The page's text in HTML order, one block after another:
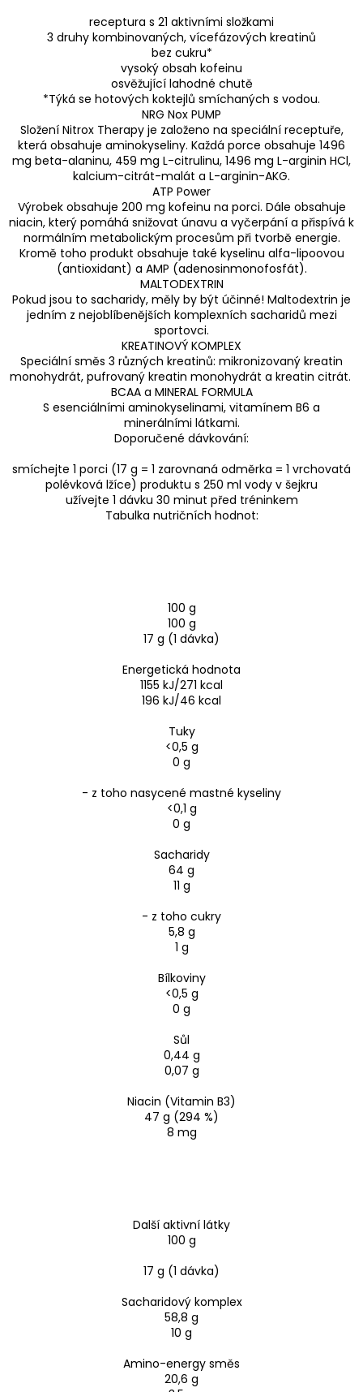
receptura s 21 aktivními složkami
3 druhy kombinovaných, vícefázových kreatinů
bez cukru*
vysoký obsah kofeinu
osvěžující lahodné chutě
*Týká se hotových koktejlů smíchaných s vodou.
NRG Nox PUMP
Složení Nitrox Therapy je založeno na speciální receptuře,
která obsahuje aminokyseliny. Každá porce obsahuje 1496
mg beta-alaninu, 459 mg L-citrulinu, 1496 mg L-arginin HCl,
kalcium-citrát-malát a L-arginin-AKG.
ATP Power
Výrobek obsahuje 200 mg kofeinu na porci. Dále obsahuje
niacin, který pomáhá snižovat únavu a vyčerpání a přispívá k
normálním metabolickým procesům při tvorbě energie.
Kromě toho produkt obsahuje také kyselinu alfa-lipoovou
(antioxidant) a AMP (adenosinmonofosfát).
MALTODEXTRIN
Pokud jsou to sacharidy, měly by být účinné! Maltodextrin je
jedním z nejoblíbenějších komplexních sacharidů mezi
sportovci.
KREATINOVÝ KOMPLEX
Speciální směs 3 různých kreatinů: mikronizovaný kreatin
monohydrát, pufrovaný kreatin monohydrát a kreatin citrát.
BCAA a MINERAL FORMULA
S esenciálními aminokyselinami, vitamínem B6 a
minerálními látkami.
Doporučené dávkování:
smíchejte 1 porci (17 g = 1 zarovnaná odměrka = 1 vrchovatá
polévková lžíce) produktu s 250 ml vody v šejkru
užívejte 1 dávku 30 minut před tréninkem
Tabulka nutričních hodnot:
100 g
100 g
17 g (1 dávka)
Energetická hodnota
1155 kJ/271 kcal
196 kJ/46 kcal
Tuky
<0,5 g
0 g
- z toho nasycené mastné kyseliny
<0,1 g
0 g
Sacharidy
64 g
11 g
- z toho cukry
5,8 g
1 g
Bílkoviny
<0,5 g
0 g
Sůl
0,44 g
0,07 g
Niacin (Vitamin B3)
47 g (294 %)
8 mg
Další aktivní látky
100 g
17 g (1 dávka)
Sacharidový komplex
58,8 g
10 g
Amino-energy směs
20,6 g